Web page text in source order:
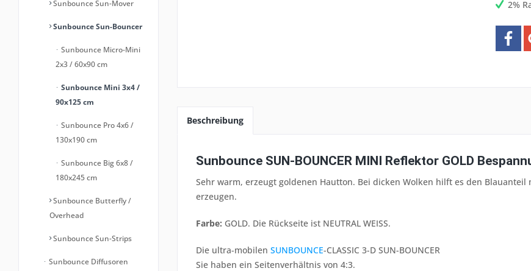
Sunbounce Sun-Mover
Sunbounce Sun-Bouncer
Sunbounce Micro-Mini
2x3 / 60x90 cm
Sunbounce Mini 3x4 /
90x125 cm
Sunbounce Pro 4x6 /
130x190 cm
Sunbounce Big 6x8 /
180x245 cm
Sunbounce Butterfly /
Overhead
Sunbounce Sun-Strips
Sunbounce Diffusoren
2%
Beschreibung
Sunbounce SUN-BOUNCER MINI Reflektor GOLD
Sehr warm, erzeugt goldenen Hautton. Bei dicken Wolken hilft es den
erzeugen.
Farbe: GOLD. Die Rückseite ist NEUTRAL WEISS.
Die ultra-mobilen SUNBOUNCE-CLASSIC 3-D SUN-BOUNCER
Sie haben ein Seitenverhältnis von 4:3.